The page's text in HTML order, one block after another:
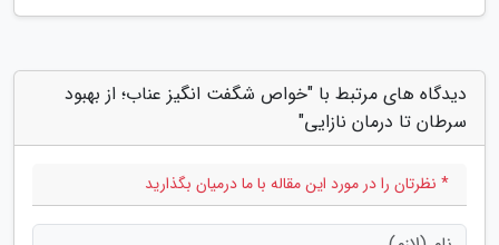
دیدگاه های مرتبط با "خواص شگفت انگیز عناب؛ از بهبود
سرطان تا درمان نازایی"
* نظرتان را در مورد این مقاله با ما درمیان بگذارید